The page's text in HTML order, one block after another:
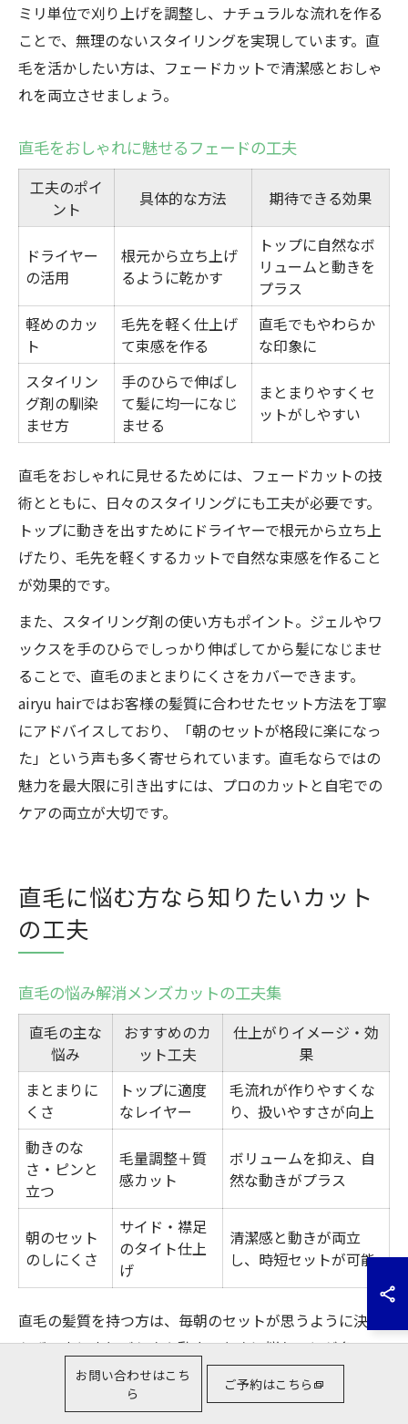
ミリ単位で刈り上げを調整し、ナチュラルな流れを作る
ことで、無理のないスタイリングを実現しています。直
毛を活かしたい方は、フェードカットで清潔感とおしゃ
れを両立させましょう。
直毛をおしゃれに魅せるフェードの工夫
工夫のポイ
ント
具体的な方法 期待できる効果
ドライヤー
の活用
根元から立ち上げ
るように乾かす
トップに自然なボ
リュームと動きを
プラス
軽めのカッ
ト
毛先を軽く仕上げ
て束感を作る
直毛でもやわらか
な印象に
スタイリン
グ剤の馴染
ませ方
手のひらで伸ばし
て髪に均一になじ
ませる
まとまりやすくセ
ットがしやすい
直毛をおしゃれに見せるためには、フェードカットの技
術とともに、日々のスタイリングにも工夫が必要です。
トップに動きを出すためにドライヤーで根元から立ち上
げたり、毛先を軽くするカットで自然な束感を作ること
が効果的です。
また、スタイリング剤の使い方もポイント。ジェルやワ
ックスを手のひらでしっかり伸ばしてから髪になじませ
ることで、直毛のまとまりにくさをカバーできます。
airyu hairではお客様の髪質に合わせたセット方法を丁寧
にアドバイスしており、「朝のセットが格段に楽になっ
た」という声も多く寄せられています。直毛ならではの
魅力を最大限に引き出すには、プロのカットと自宅での
ケアの両立が大切です。
直毛に悩む方なら知りたいカット
の工夫
直毛の悩み解消メンズカットの工夫集
直毛の主な
悩み
おすすめのカ
ット工夫
仕上がりイメージ・効
果
まとまりに
くさ
トップに適度
なレイヤー
毛流れが作りやすくな
り、扱いやすさが向上
動きのな
さ・ピンと
立つ
毛量調整＋質
感カット
ボリュームを抑え、自
然な動きがプラス
朝のセット
のしにくさ
サイド・襟足
のタイト仕上
げ
清潔感と動きが両立
し、時短セットが可能
直毛の髪質を持つ方は、毎朝のセットが思うように決ま
らず、まとまりづらさや動きのなさに悩むことが多いで
す。特に群馬県のように気候の変化が大きい地域では、
湿度や乾燥によって髪がさらに扱いにくくなります。こ
お問い合わせはこち
ら
ご予約はこちら